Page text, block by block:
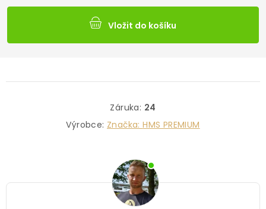
Vložit do košíku
Záruka: 24
Výrobce: Značka:HMS PREMIUM